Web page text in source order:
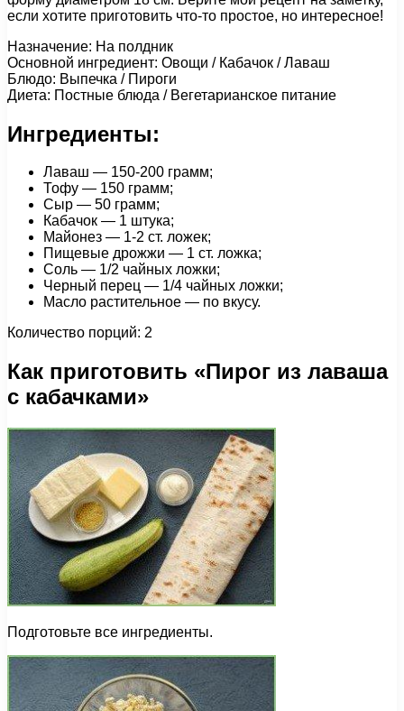
если хотите приготовить что-то простое, но интересное!
Назначение: На полдник
Основной ингредиент: Овощи / Кабачок / Лаваш
Блюдо: Выпечка / Пироги
Диета: Постные блюда / Вегетарианское питание
Ингредиенты:
Лаваш — 150-200 грамм;
Тофу — 150 грамм;
Сыр — 50 грамм;
Кабачок — 1 штука;
Майонез — 1-2 ст. ложек;
Пищевые дрожжи — 1 ст. ложка;
Соль — 1/2 чайных ложки;
Черный перец — 1/4 чайных ложки;
Масло растительное — по вкусу.
Количество порций: 2
Как приготовить «Пирог из лаваша
с кабачками»
Подготовьте все ингредиенты.